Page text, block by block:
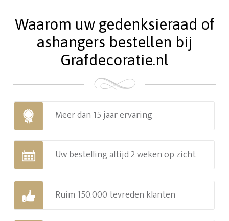
Waarom uw gedenksieraad of
ashangers bestellen bij
Grafdecoratie.nl
Meer dan 15 jaar ervaring
Uw bestelling altijd 2 weken op zicht
Ruim 150.000 tevreden klanten